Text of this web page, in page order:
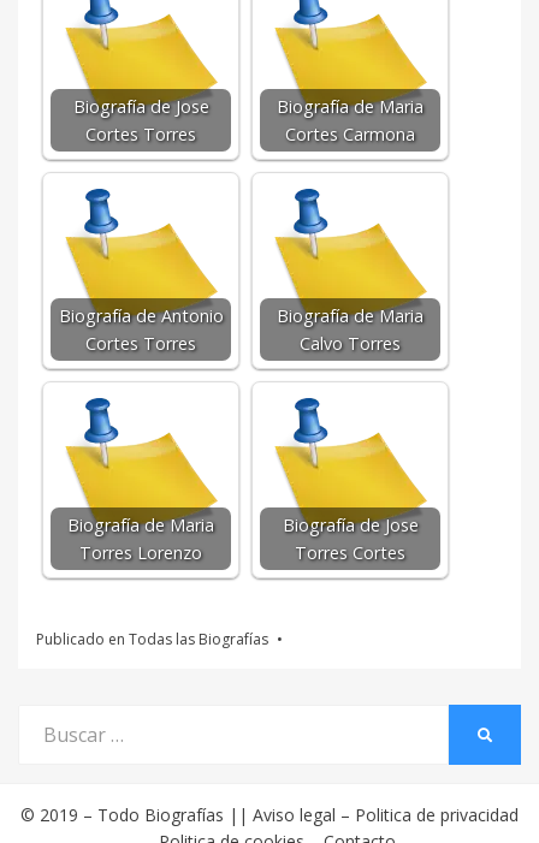
Biografía de Jose
Cortes Torres
Biografía de Maria
Cortes Carmona
Biografía de Antonio
Cortes Torres
Biografía de Maria
Calvo Torres
Biografía de Maria
Torres Lorenzo
Biografía de Jose
Torres Cortes
Publicado en Todas las Biografías
por:
© 2019 – Todo Biografías || Aviso legal – Politica de privacidad